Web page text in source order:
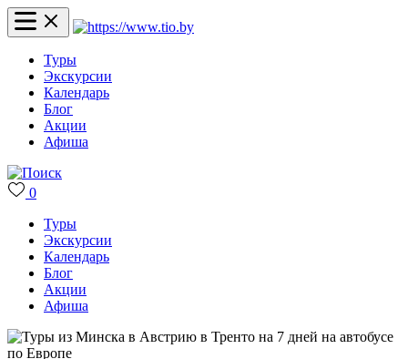
Туры
Экскурсии
Календарь
Блог
Акции
Афиша
0
Туры
Экскурсии
Календарь
Блог
Акции
Афиша